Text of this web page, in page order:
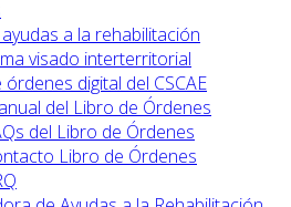
a la rehabilitación
visado interterritorial
digital del CSCAE
del Libro de Órdenes
del Libro de Órdenes
Libro de Órdenes